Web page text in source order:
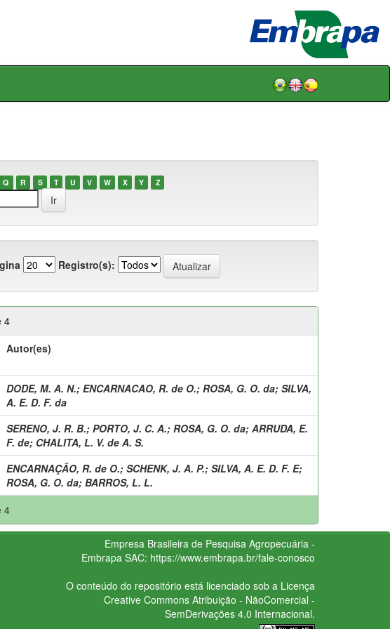
Q R S T U V W X Y Z
Registro(s):
4
Autor(es)
DODE, M. A. N.; ENCARNACAO, R. de O.; ROSA, G. O. da; SILVA,
A. E. D. F. da
SERENO, J. R. B.; PORTO, J. C. A.; ROSA, G. O. da; ARRUDA, E.
F. de; CHALITA, L. V. de A. S.
ENCARNAÇÃO, R. de O.; SCHENK, J. A. P.; SILVA, A. E. D. F. E;
ROSA, G. O. da; BARROS, L. L.
4
Empresa Brasileira de Pesquisa Agropecuária -
Embrapa SAC: https://www.embrapa.br/fale-conosco
O conteúdo do repositório está licenciado sob a Licença
Creative CommonsAtribuição - NãoComercial -
SemDerivações 4.0 Internacional.